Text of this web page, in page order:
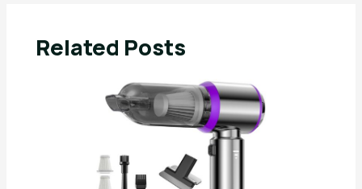
Related Posts